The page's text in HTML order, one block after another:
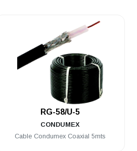
.
RG-58/U-5
CONDUMEX
Cable Condumex Coaxial 5mts